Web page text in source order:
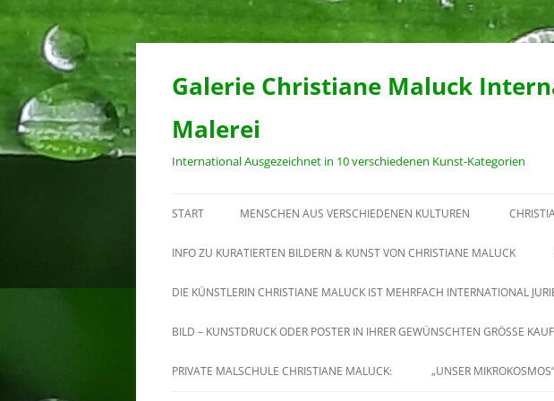
Zum
springen
Galerie Christiane Maluck
Malerei
International Ausgezeichnet in 10 verschiedenen Kunst-Kategorien
START MENSCHEN AUS VERSCHIEDENEN KULTUREN
1992-
INFO ZU KURATIERTEN BILDERN & KUNST VON CHRISTIANE MALUCK
DIE KÜNSTLERIN CHRISTIANE MALUCK IST MEHRFACH INTERNATIONAL
MEINE ARBEIT
VITA VON CHRISTIANE MALUCK
BILD – KUNSTDRUCK ODER POSTER IN IHRER GEWÜNSCHTEN GRÖSSE
PRIVATE MALSCHULE CHRISTIANE MALUCK: „UNSER MIKROKOSMOS“